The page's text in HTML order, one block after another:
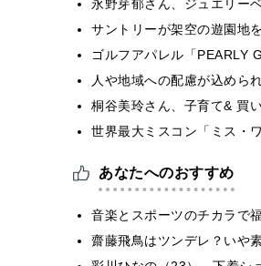
永野芽郁さん、ジュエリー
サントリーが架空の遊園地
ゴルフアパレル「PEARLY
人や地域への配慮が込めら
桐谷美玲さん、子育て& 買
世界最大ミスコン「ミス・
あなたへのおすすめ
音楽とスポーツのチカラで
齋藤飛鳥はツンデレ？いや